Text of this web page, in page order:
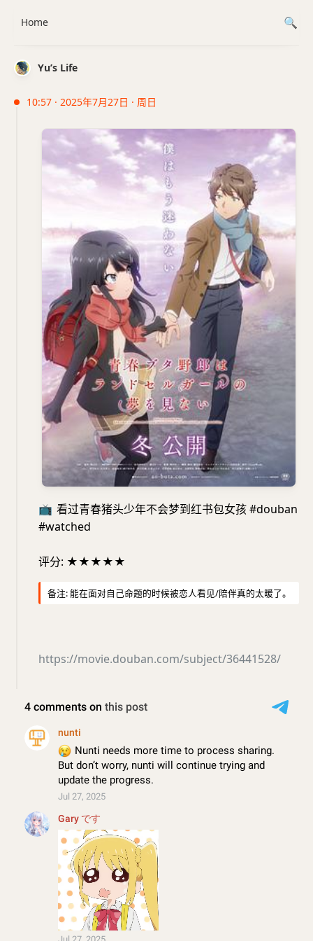
Yu’s Life
10:57 · 2025年7月27日 · 周日
📺 看过青春猪头少年不会梦到红书包女孩 #douban
#watched
评分: ★★★★★
备注: 能在面对自己命题的时候被恋人看见/陪伴真的太暖了。
https://movie.douban.com/subject/36441528/
Home